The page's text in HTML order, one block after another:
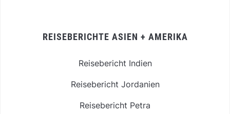
REISEBERICHTE ASIEN + AMERIKA
Reisebericht Indien
Reisebericht Jordanien
Reisebericht Petra